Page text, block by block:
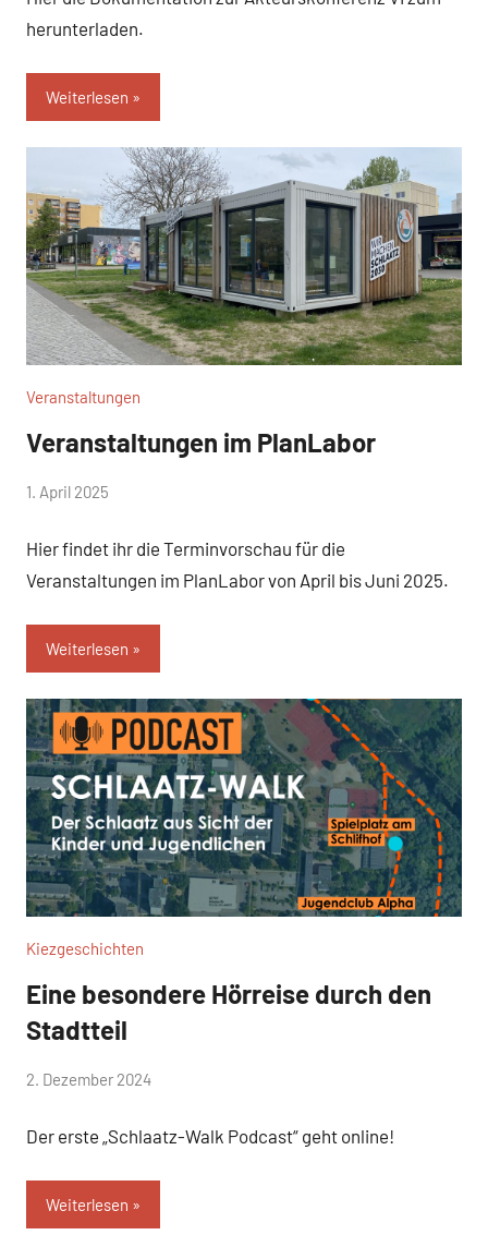
herunterladen.
Weiterlesen
Veranstaltungen
Veranstaltungen im PlanLabor
von
Braun
1. April 2025
Hier findet ihr die Terminvorschau für die
Veranstaltungen im PlanLabor von April bis Juni 2025.
Weiterlesen
Kiezgeschichten
Eine besondere Hörreise durch den
Stadtteil
von
Braun
2. Dezember 2024
Der erste „Schlaatz-Walk Podcast“ geht online!
Weiterlesen